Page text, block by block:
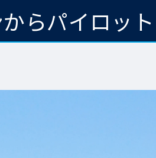
らパイロッ